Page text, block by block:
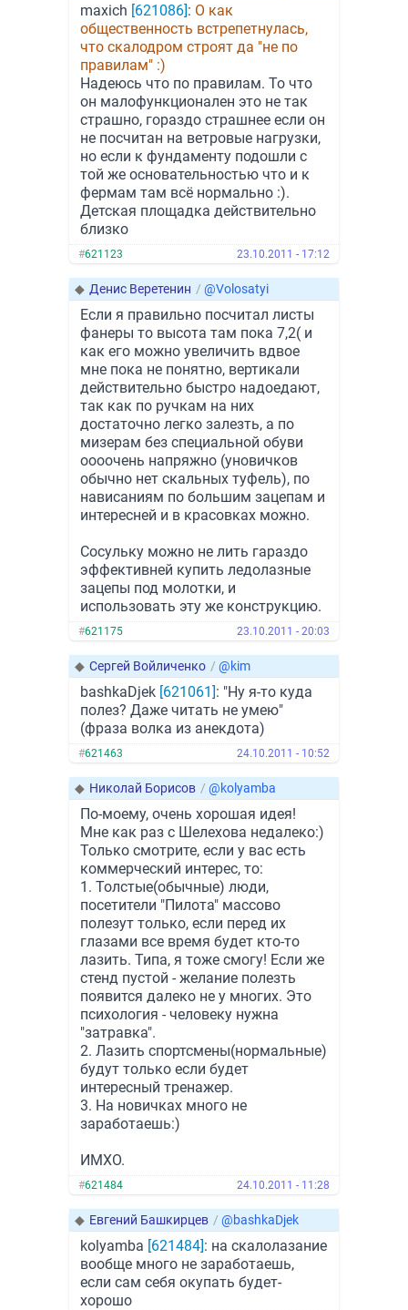
maxich [621086]: О как
общественность встрепетнулась,
что скалодром строят да "не по
правилам" :)
Надеюсь что по правилам. То что
он малофункционален это не так
страшно, гораздо страшнее если он
не посчитан на ветровые нагрузки,
но если к фундаменту подошли с
той же основательностью что и к
фермам там всё нормально :).
Детская площадка действительно
близко
#621123 23.10.2011 - 17:12
◆ Денис Веретенин / @Volosatyi
Если я правильно посчитал листы
фанеры то высота там пока 7,2( и
как его можно увеличить вдвое
мне пока не понятно, вертикали
действительно быстро надоедают,
так как по ручкам на них
достаточно легко залезть, а по
мизерам без специальной обуви
оооочень напряжно (уновичков
обычно нет скальных туфель), по
нависаниям по большим зацепам и
интересней и в красовках можно.
Сосульку можно не лить гараздо
эффективней купить ледолазные
зацепы под молотки, и
использовать эту же конструкцию.
#621175 23.10.2011 - 20:03
◆ Сергей Войличенко / @kim
bashkaDjek [621061]: "Ну я-то куда
полез? Даже читать не умею"
(фраза волка из анекдота)
#621463 24.10.2011 - 10:52
◆ Николай Борисов / @kolyamba
По-моему, очень хорошая идея!
Мне как раз с Шелехова недалеко:)
Только смотрите, если у вас есть
коммерческий интерес, то:
1. Толстые(обычные) люди,
посетители "Пилота" массово
полезут только, если перед их
глазами все время будет кто-то
лазить. Типа, я тоже смогу! Если же
стенд пустой - желание полезть
появится далеко не у многих. Это
психология - человеку нужна
"затравка".
2. Лазить спортсмены(нормальные)
будут только если будет
интересный тренажер.
3. На новичках много не
заработаешь:)
ИМХО.
#621484 24.10.2011 - 11:28
◆ Евгений Башкирцев / @bashkaDjek
kolyamba [621484]: на скалолазание
вообще много не заработаешь,
если сам себя окупать будет-
хорошо